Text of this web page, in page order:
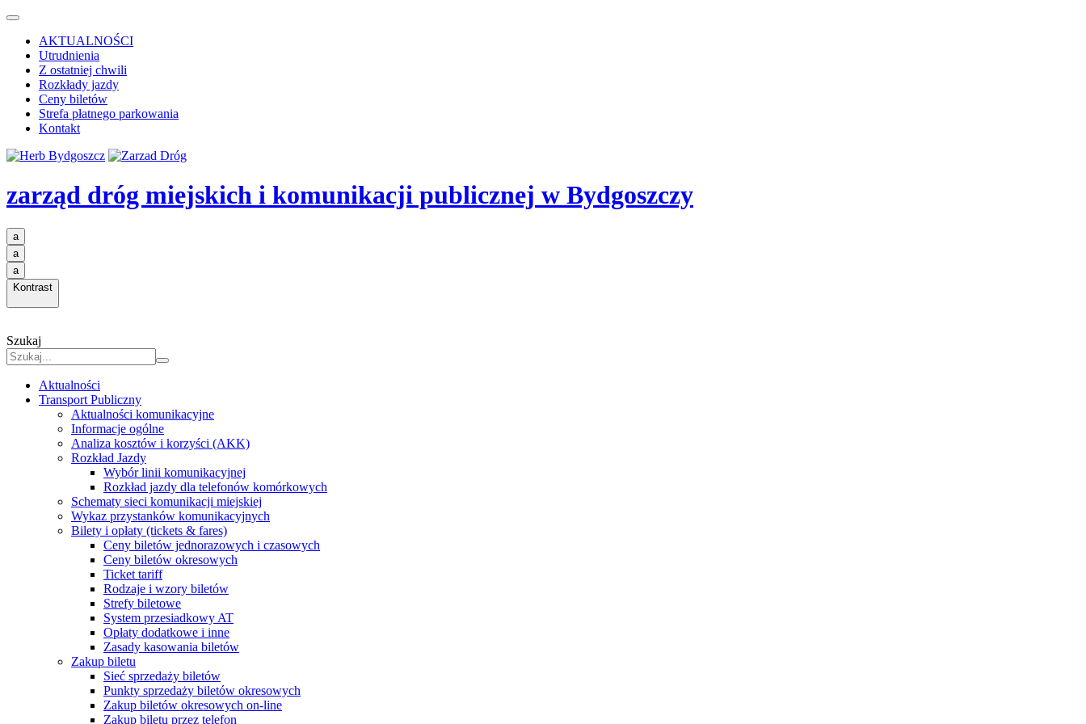
AKTUALNOŚCI
Utrudnienia
Z ostatniej chwili
Rozkłady jazdy
Ceny biletów
Strefa płatnego parkowania
Kontakt
zarząd dróg miejskich i komunikacji publicznej w Bydgoszczy
a
a
a
Kontrast
Szukaj
Aktualności
Transport Publiczny
Aktualności komunikacyjne
Informacje ogólne
Analiza kosztów i korzyści (AKK)
Rozkład Jazdy
Wybór linii komunikacyjnej
Rozkład jazdy dla telefonów komórkowych
Schematy sieci komunikacji miejskiej
Wykaz przystanków komunikacyjnych
Bilety i opłaty (tickets & fares)
Ceny biletów jednorazowych i czasowych
Ceny biletów okresowych
Ticket tariff
Rodzaje i wzory biletów
Strefy biletowe
System przesiadkowy AT
Opłaty dodatkowe i inne
Zasady kasowania biletów
Zakup biletu
Sieć sprzedaży biletów
Punkty sprzedaży biletów okresowych
Zakup biletów okresowych on-line
Zakup biletu przez telefon